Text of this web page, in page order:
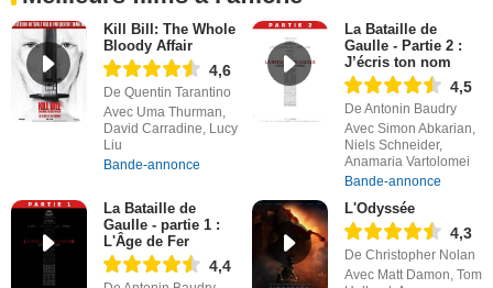
Kill Bill: The Whole
Bloody Affair
4,6
De Quentin Tarantino
Avec Uma Thurman,
David Carradine, Lucy
Liu
Bande-annonce
La Bataille de
Gaulle - Partie 2 :
J’écris ton nom
4,5
De Antonin Baudry
Avec Simon Abkarian,
Niels Schneider,
Anamaria Vartolomei
Bande-annonce
La Bataille de
Gaulle - partie 1 :
L'Âge de Fer
4,4
L'Odyssée
4,3
De Christopher Nolan
Avec Matt Damon, Tom